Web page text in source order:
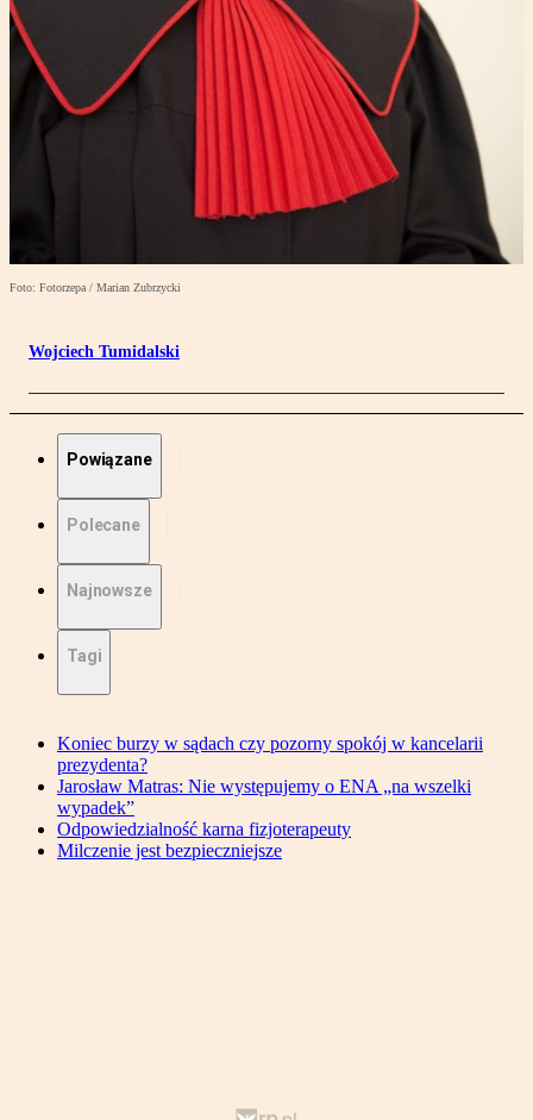
Foto: Fotorzepa / Marian Zubrzycki
Wojciech Tumidalski
Powiązane
Polecane
Najnowsze
Tagi
Koniec burzy w sądach czy pozorny spokój w kancelarii
prezydenta?
Jarosław Matras: Nie występujemy o ENA „na wszelki
wypadek”
Odpowiedzialność karna fizjoterapeuty
Milczenie jest bezpieczniejsze